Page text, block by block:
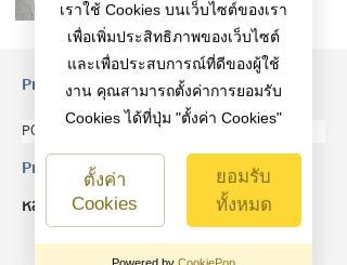
Property Description
PC CONTAINER NEW FACTORY
Property Details
หลังคา
ฝ้าเพดาน
เราใช้ Cookies บนเว็บไซต์ของเรา
เพื่อเพิ่มประสิทธิภาพของเว็บไซต์
และเพื่อประสบการณ์ที่ดีของผู้ใช้
งาน คุณสามารถตั้งค่าการยอมรับ
Cookies ได้ที่ปุ่ม "ตั้งค่า Cookies"
ตั้งค่า
Cookies
ยอมรับ
ทั้งหมด
Powered by CookiePop